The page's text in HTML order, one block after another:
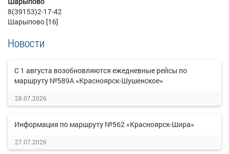
8(39153)2-17-42
Шарыпово [16]
Новости
С 1 августа возобновляются ежедневные рейсы по
маршруту №589А «Красноярск-Шушенское»
28.07.2026
Информация по маршруту №562 «Красноярск-Шира»
27.07.2026